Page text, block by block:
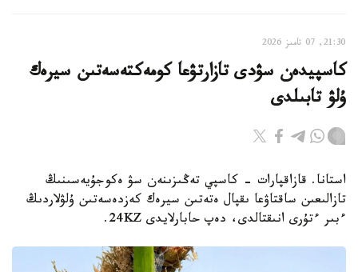
21:30, 07 تامىز 2026
كاسپيدەن سۋدى تازارتۋعا كومەكتەسەتىن سيرەك
ۇلۋ تابىلدى
استانا. قازاقپارات - كاسپي تەڭىزىنەن سۋ ەكوجۇيەسىنىڭ
تازالىعىن ساقتاۋعا ىقپال ەتەتىن سيرەك كەزدەسەتىن ۇلۋلاردىڭ
ءبىر ءتۇرى انىقتالدى، دەپ حابارلايدى 24KZ.